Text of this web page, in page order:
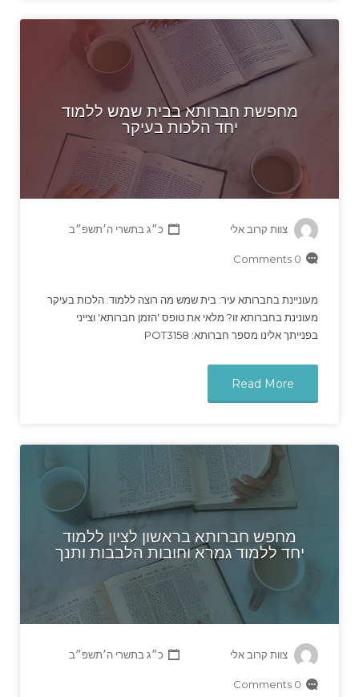
מחפשת חברותא בבית שמש ללמוד
יחד הלכות בעיקר
צוות קרוב אלי כ״ג בתשרי ה׳תשפ״ב
0 Comments
מעוניינת בחברותא עיר: בית שמש מה רוצה ללמוד: הלכות בעיקר
מעונינת בחברותא זו? מלאי את טופס 'הזמן חברותא' וצייני
בפנייתך אלינו מספר חברותא: POT3158
Read More
מחפש חברותא בראשון לציון ללמוד
יחד ללמוד גמרא וחובות הלבבות ותנך
צוות קרוב אלי כ״ג בתשרי ה׳תשפ״ב
0 Comments